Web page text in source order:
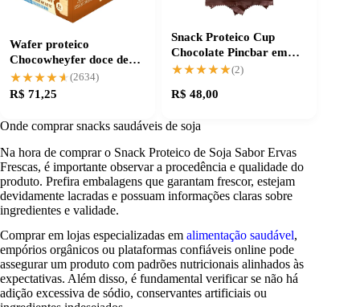
Wafer proteico
Chocowheyfer doce de
leite com zero açúcar
★★★★★
★★★★★ (2634)
R$ 71,25
Snack Proteico Cup
Chocolate Pincbar em
Kit Prático
★★★★★
★★★★★(2)
R$ 48,00
Onde comprar snacks saudáveis de soja
Na hora de comprar o Snack Proteico de Soja Sabor Ervas
Frescas, é importante observar a procedência e qualidade do
produto. Prefira embalagens que garantam frescor, estejam
devidamente lacradas e possuam informações claras sobre
ingredientes e validade.
Comprar em lojas especializadas em alimentação saudável,
empórios orgânicos ou plataformas confiáveis online pode
assegurar um produto com padrões nutricionais alinhados às
expectativas. Além disso, é fundamental verificar se não há
adição excessiva de sódio, conservantes artificiais ou